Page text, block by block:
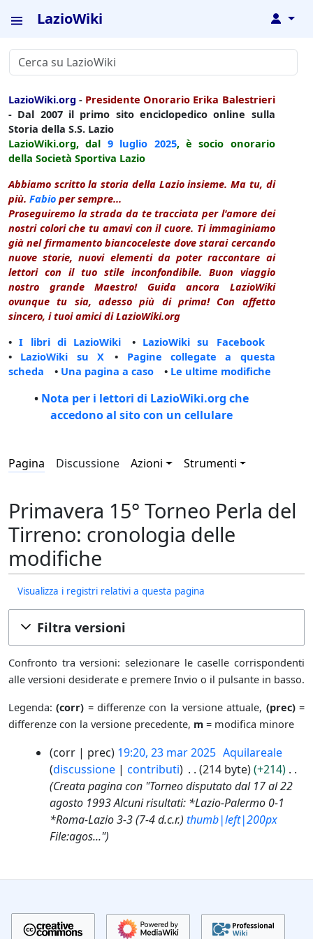
LazioWiki ↓
LazioWiki.org - Presidente Onorario Erika Balestrieri
- Dal 2007 il primo sito enciclopedico online sulla
Storia della S.S. Lazio
LazioWiki.org, dal 9 luglio 2025, è socio onorario
della Società Sportiva Lazio
Abbiamo scritto la storia della Lazio insieme. Ma tu, di
più. Fabio per sempre...
Proseguiremo la strada da te tracciata per l'amore dei
nostri colori che tu amavi con il cuore. Ti immaginiamo
già nel firmamento biancoceleste dove starai cercando
nuove storie, nuovi elementi da poter raccontare ai
lettori con il tuo stile inconfondibile. Buon viaggio
nostro grande Maestro! Guida ancora LazioWiki
ovunque tu sia, adesso più di prima! Con affetto
sincero, i tuoi amici di LazioWiki.org
•I libri di LazioWiki • LazioWiki su Facebook
• LazioWiki su X • Pagine collegate a questa
scheda • Una pagina a caso • Le ultime modifiche
• Nota per i lettori di LazioWiki.org che
accedono al sito con un cellulare
Pagina Discussione Azioni Strumenti
Primavera 15° Torneo Perla del
Tirreno: cronologia delle
modifiche
Visualizza i registri relativi a questa pagina
Filtra versioni
Confronto tra versioni: selezionare le caselle corrispondenti
alle versioni desiderate e premere Invio o il pulsante in basso.
Legenda:(corr) = differenze con la versione attuale, (prec)=
differenze con la versione precedente, m = modifica minore
5
corr prec 19:20, 23 mar 2025 Aquilareale
discussione
contributi 214 byte
+214
Creata pagina con "Torneo disputato dal 17 al 22
agosto 1993 Alcuni risultati: *Lazio-Palermo 0-1
*Roma-Lazio 3-3 (7-4 d.c.r.) thumb|left|200px
File:agos..."